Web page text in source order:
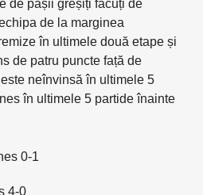
de pașii greșiți făcuți de
de la marginea
în ultimele două etape și
de patru puncte față de
neînvinsă în ultimele 5
în ultimele 5 partide înainte
0-1
4-0